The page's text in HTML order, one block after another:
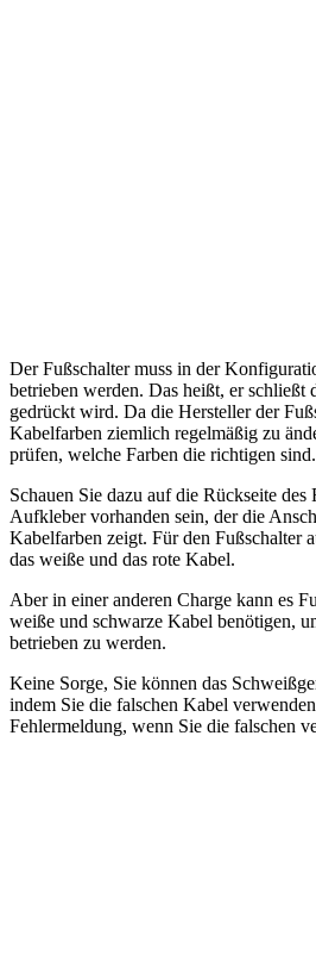
Der Fußschalter muss in der
betrieben werden. Das heißt, er schließt
gedrückt wird. Da die Hersteller der
Kabelfarben ziemlich regelmäßig zu
prüfen, welche Farben die richtigen sind.
Schauen Sie dazu auf die Rückseite des
Aufkleber vorhanden sein, der die
Kabelfarben zeigt. Für den Fußschalter
das weiße und das rote Kabel.
Aber in einer anderen Charge kann es
weiße und schwarze Kabel benötigen,
betrieben zu werden.
Keine Sorge, Sie können das
indem Sie die falschen Kabel
Fehlermeldung, wenn Sie die falschen